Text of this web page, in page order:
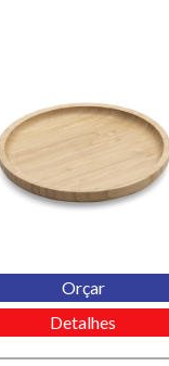
Orçar
Detalhes